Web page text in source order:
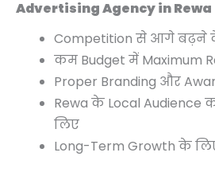
Advertising Agency in Rewa
Competition से आगे बढ़ने
कम Budget में Maximum
Proper Branding और
Rewa के Local
लिए
Long-Term Growth के